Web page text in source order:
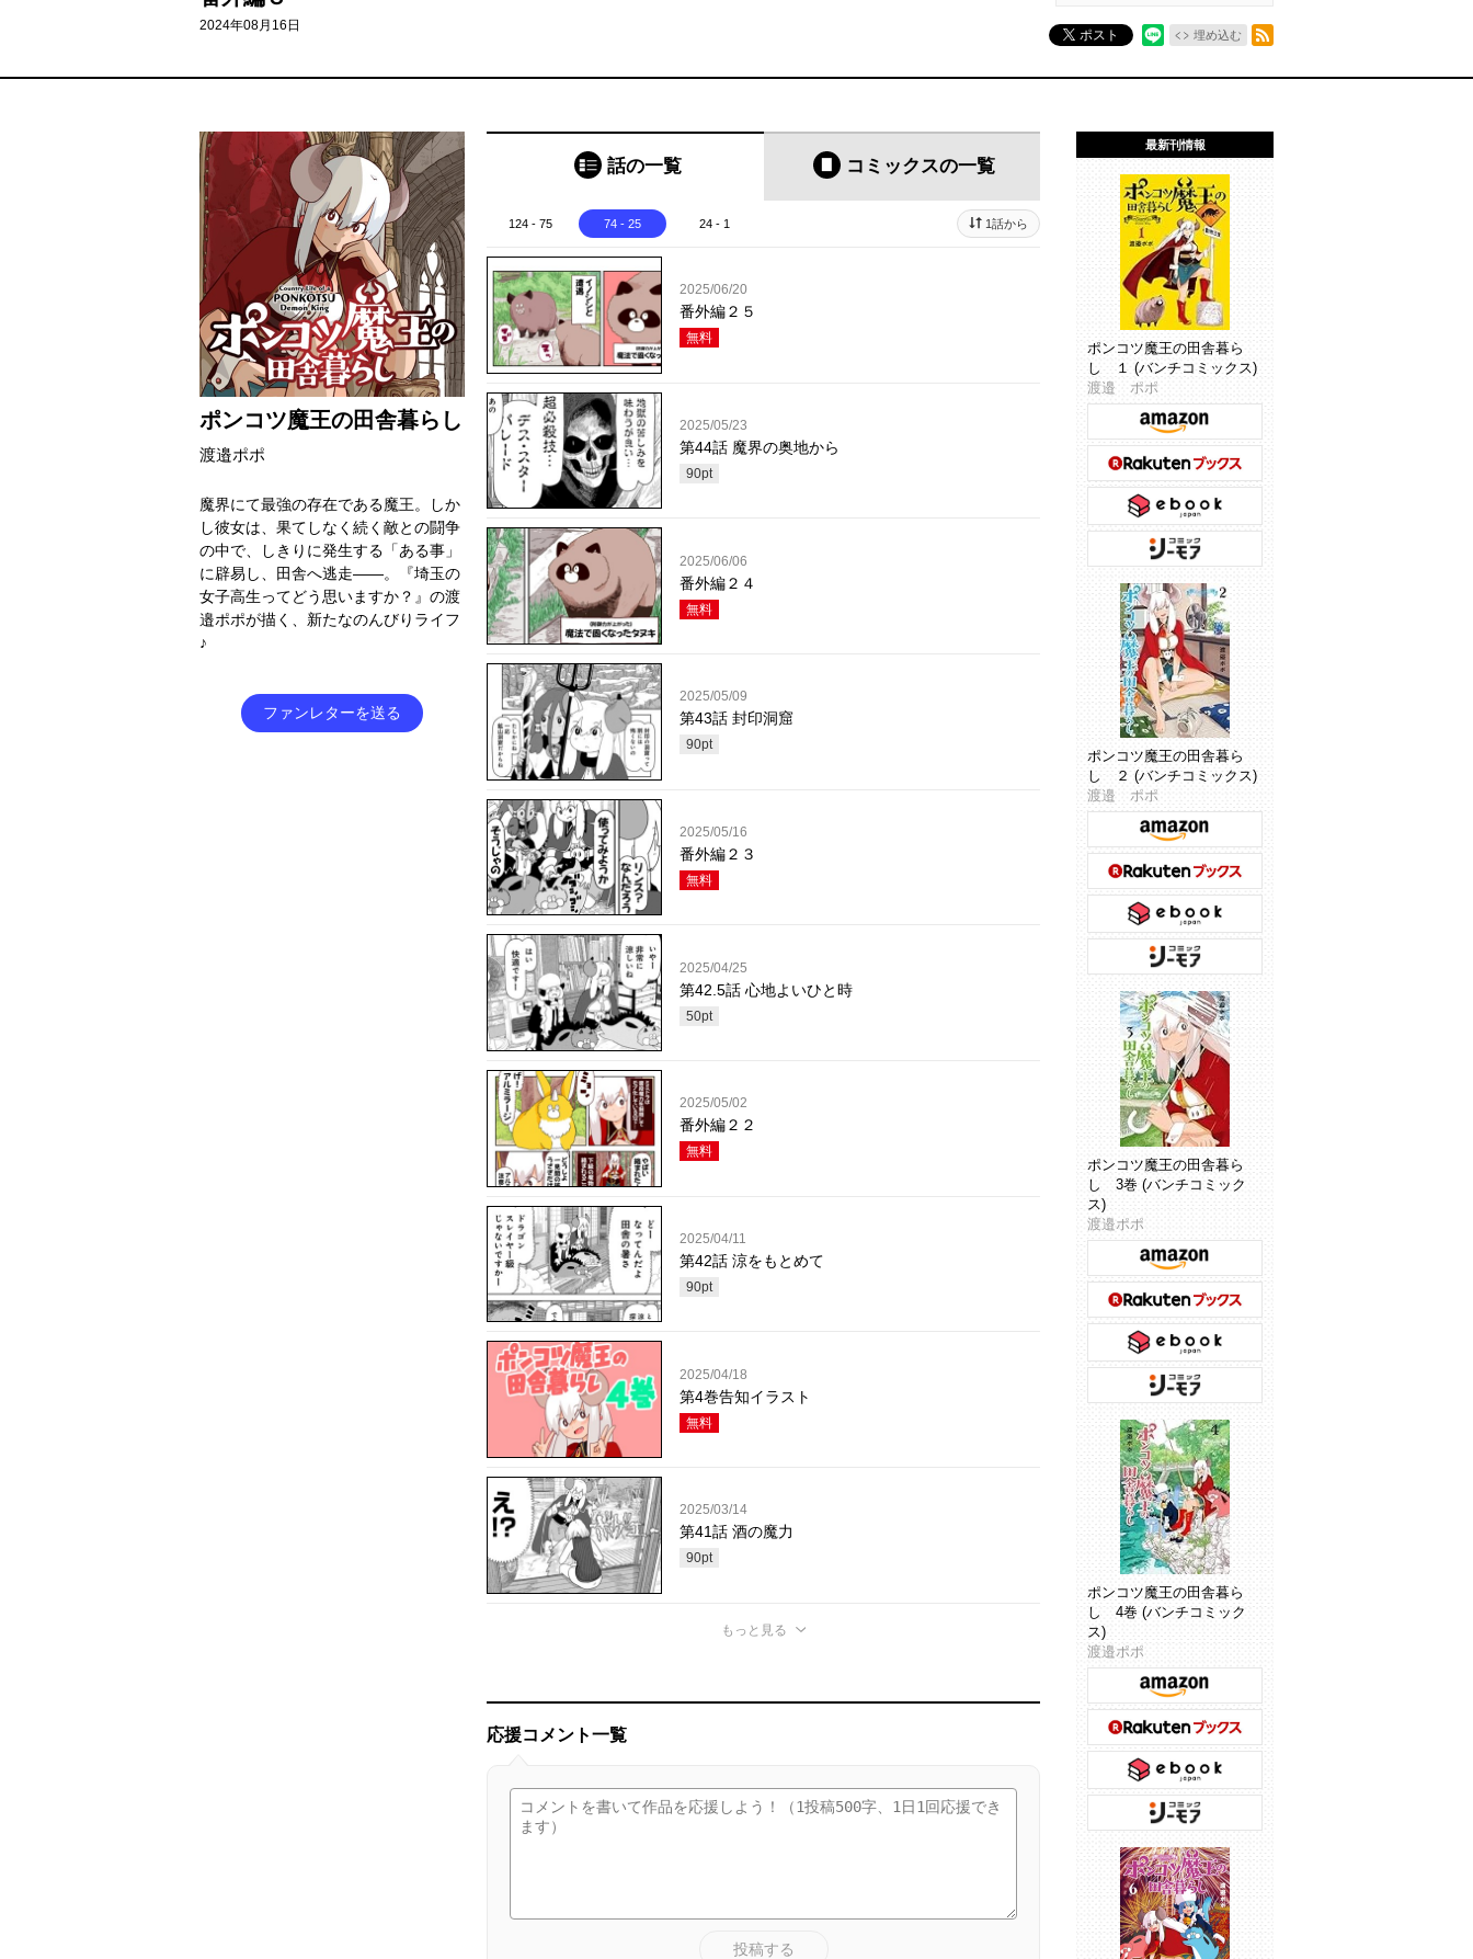
2024年08月16日
ポスト 埋め込む
ポンコツ魔王の田舎暮らし
渡邉ポポ
魔界にて最強の存在である魔王。しか
し彼女は、果てしなく続く敵との闘争
の中で、しきりに発生する「ある事」
に辟易し、田舎へ逃走――。『埼玉の
女子高生ってどう思いますか？』の渡
邉ポポが描く、新たなのんびりライフ
♪
ファンレターを送る
話の一覧 コミックスの一覧
124 - 75 74 - 25 24 - 1 1話から
2025/06/20
番外編２５
無料
2025/05/23
第44話 魔界の奥地から
90pt
2025/06/06
番外編２４
無料
2025/05/09
第43話 封印洞窟
90pt
2025/05/16
番外編２３
無料
2025/04/25
第42.5話 心地よいひと時
50pt
2025/05/02
番外編２２
無料
2025/04/11
第42話 涼をもとめて
90pt
2025/04/18
第4巻告知イラスト
無料
2025/03/14
第41話 酒の魔力
90pt
もっと見る
応援コメント一覧
投稿する
最新刊情報
ポンコツ魔王の田舎暮ら
し １ (バンチコミックス)
渡邉 ポポ
ポンコツ魔王の田舎暮ら
し ２ (バンチコミックス)
渡邉 ポポ
ポンコツ魔王の田舎暮ら
し 3巻 (バンチコミック
ス)
渡邉ポポ
ポンコツ魔王の田舎暮ら
し 4巻 (バンチコミック
ス)
渡邉ポポ